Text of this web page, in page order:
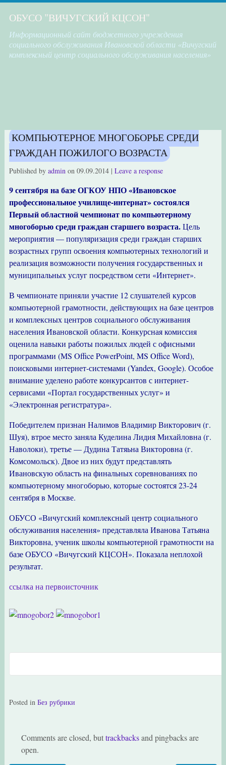
ОБУСО "ВИЧУГСКИЙ КЦСОН"
Информационный сайт бюджетного учреждения
социального обслуживания Ивановской области «Вичугский
комплексный центр социального обслуживания населения»
КОМПЬЮТЕРНОЕ МНОГОБОРЬЕ СРЕДИ
ГРАЖДАН ПОЖИЛОГО ВОЗРАСТА
Published by adminon 09.09.2014| Leave a response
9 сентября на базе ОГКОУ НПО «Ивановское
профессиональное училище-интернат» состоялся
Первый областной чемпионат по компьютерному
многоборью среди граждан старшего возраста.Цель
мероприятия — популяризация среди граждан старших
возрастных групп освоения компьютерных технологий и
реализация возможности получения государственных и
муниципальных услуг посредством сети «Интернет».
В чемпионате приняли участие 12 слушателей курсов
компьютерной грамотности, действующих на базе центров
и комплексных центров социального обслуживания
населения Ивановской области. Конкурсная комиссия
оценила навыки работы пожилых людей с офисными
программами (МS Office PowerPoint, MS Office Word),
поисковыми интернет-системами (Yandex, Google). Особое
внимание уделено работе конкурсантов с интернет-
сервисами «Портал государственных услуг» и
«Электронная регистратура».
Победителем признан Налимов Владимир Викторович (г.
Шуя), втрое место заняла Куделина Лидия Михайловна (г.
Наволоки), третье — Дудина Татяьна Викторовна (г.
Комсомольск). Двое из них будут представлять
Ивановскую область на финальных соревнованиях по
компьютерному многоборью, которые состоятся 23-24
сентября в Москве.
ОБУСО «Вичугский комплексный центр социального
обслуживания населения» представляла Иванова Татьяна
Викторовна, ученик школы компьютерной грамотности на
базе ОБУСО «Вичугский КЦСОН». Показала неплохой
результат.
ссылка на первоисточник
Posted in Без рубрики
Comments are closed, buttrackbacksand pingbacks are
open.